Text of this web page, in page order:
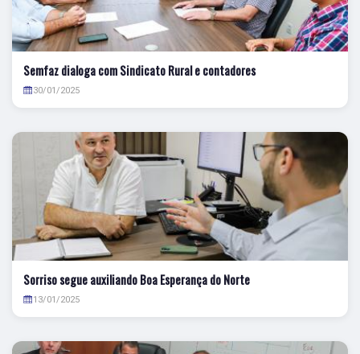
Semfaz dialoga com Sindicato Rural e contadores
30/01/2025
Sorriso segue auxiliando Boa Esperança do Norte
13/01/2025